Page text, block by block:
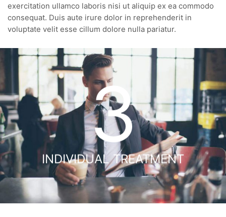
exercitation ullamco laboris nisi ut aliquip ex ea commodo
consequat. Duis aute irure dolor in reprehenderit in
voluptate velit esse cillum dolore nulla pariatur.
3
INDIVIDUAL TREATMENT